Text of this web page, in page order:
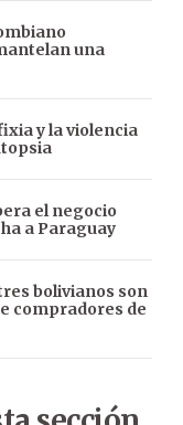
una
y la violencia
el negocio
a Paraguay
bolivianos son
compradores de